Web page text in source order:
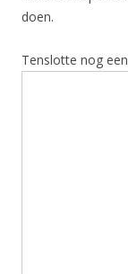
doen.
Tenslotte nog